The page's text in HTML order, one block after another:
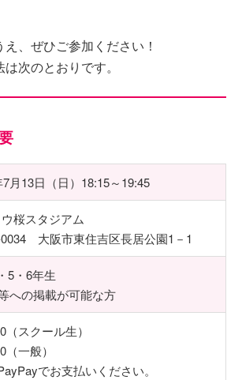
、ぜひご参加ください！
次のとおりです。
月13日（日）18:15～19:45
桜スタジアム
大阪市東住吉区長居公園1－1
5・6年生
への掲載が可能な方
（スクール生）
（一般）
でお支払いください。